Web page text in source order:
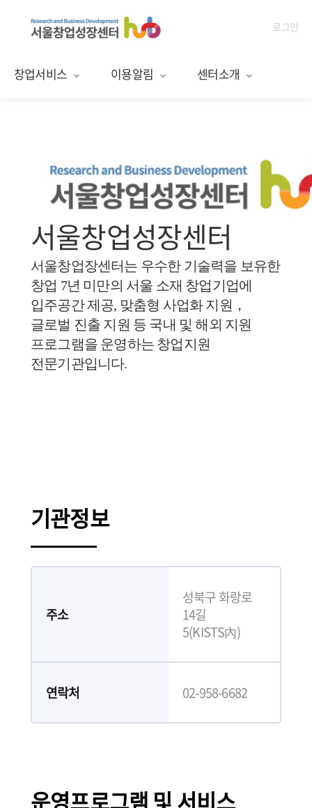
로그인
창업서비스 이용알림 센터소개
서울창업성장센터
서울창업장센터는 우수한 기술력을 보유한
창업 7년 미만의 서울 소재 창업기업에
입주공간 제공, 맞춤형 사업화 지원，
글로벌 진출 지원 등 국내 및 해외 지원
프로그램을 운영하는 창업지원
전문기관입니다.
기관정보
주소
성북구 화랑로
14길
5(KISTS內)
연락처 02-958-6682
운영프로그램 및 서비스